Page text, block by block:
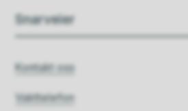
Snarveier
Kontakt oss
Vakttelefon